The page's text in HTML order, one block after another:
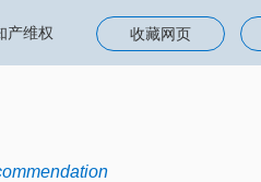
产维权 收藏网页